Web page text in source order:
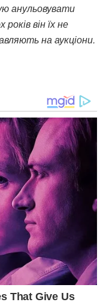
анульовувати
він їх не
на аукціони.